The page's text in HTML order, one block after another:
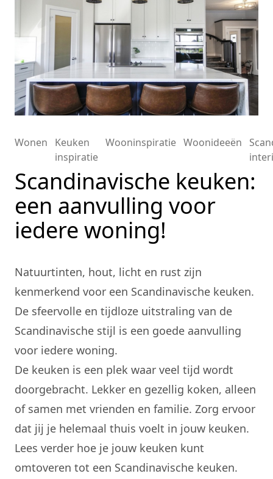
Wonen
Keuken
inspiratie
Wooninspiratie Woonideeën
Scandinavische keuken:
een aanvulling voor
iedere woning!
Natuurtinten, hout, licht en rust zijn
kenmerkend voor een Scandinavische keuken.
De sfeervolle en tijdloze uitstraling van de
Scandinavische stijl is een goede aanvulling
voor iedere woning.
De keuken is een plek waar veel tijd wordt
doorgebracht. Lekker en gezellig koken, alleen
of samen met vrienden en familie. Zorg ervoor
dat jij je helemaal thuis voelt in jouw keuken.
Lees verder hoe je jouw keuken kunt
omtoveren tot een Scandinavische keuken.